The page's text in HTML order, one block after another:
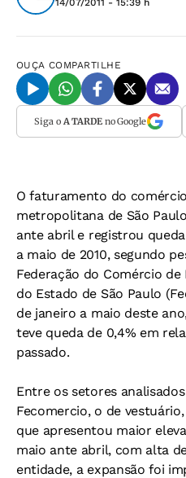
14/07/2011 - 15:39 h
OUÇA COMPARTILHE
Siga o A TARDEno Google
O faturamento do
metropolitana de São
ante abril e registrou
a maio de 2010, segundo
Federação do Comércio de
do Estado de São Paulo
de janeiro a maio deste
teve queda de 0,4% em
passado.
Entre os setores
Fecomercio, o de
que apresentou maior
maio ante abril, com alta
entidade, a expansão foi